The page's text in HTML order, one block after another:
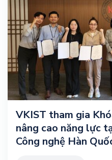
VKIST tham gia
nâng cao năng lực
Công nghệ Hàn